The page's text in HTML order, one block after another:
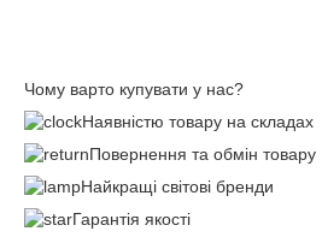
Чому варто купувати у нас?
Наявністю товару на складах
Повернення та обмін товару
Найкращі світові бренди
Гарантія якості